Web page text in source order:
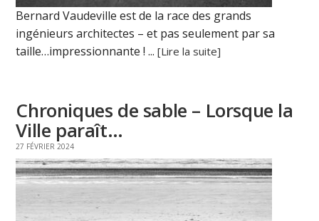
Bernard Vaudeville est de la race des grands
ingénieurs architectes – et pas seulement par sa
taille…impressionnante ! ...[Lire la suite]
Chroniques de sable – Lorsque la
Ville paraît…
27 FÉVRIER 2024